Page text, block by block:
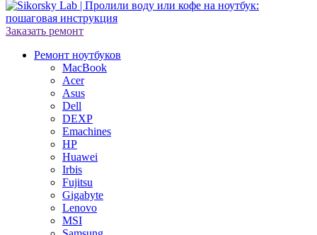
Заказать ремонт
Ремонт ноутбуков
MacBook
Acer
Asus
Dell
DEXP
Emachines
HP
Huawei
Irbis
Fujitsu
Gigabyte
Lenovo
MSI